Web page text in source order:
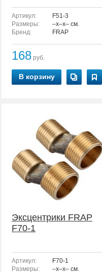
Артикул:
F51-3
Размеры:
–x–x– см.
Бренд:
FRAP
168 руб.
В корзину
Эксцентрики FRAP
F70-1
Артикул:
F70-1
Размеры:
–x–x– см.